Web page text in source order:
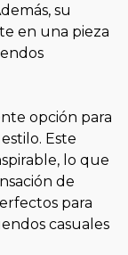
su
en una pieza
opción para
Este
lo que
de
para
casuales